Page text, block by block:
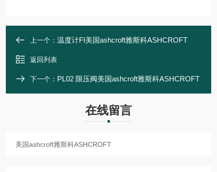
上一个： 温度计FI美国ashcroft雅斯科ASHCROFT
返回列表
下一个： PL02 限压阀美国ashcroft雅斯科ASHCROFT
在线留言